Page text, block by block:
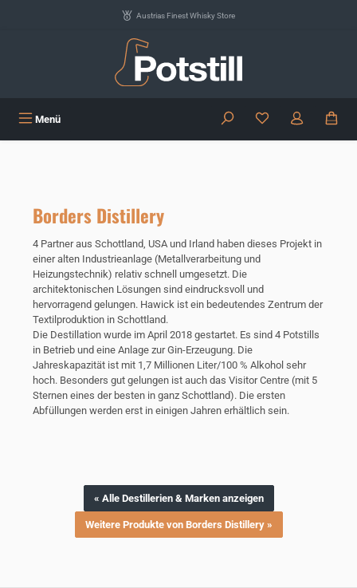
Austrias Finest Whisky Store
Menü Du hast 0
Borders Distillery
4 Partner aus Schottland, USA und Irland haben dieses Projekt in
einer alten Industrieanlage (Metallverarbeitung und
Heizungstechnik) relativ schnell umgesetzt. Die
architektonischen Lösungen sind eindrucksvoll und
hervorragend gelungen. Hawick ist ein bedeutendes Zentrum der
Textilproduktion in Schottland.
Die Destillation wurde im April 2018 gestartet. Es sind 4 Potstills
in Betrieb und eine Anlage zur Gin-Erzeugung. Die
Jahreskapazität ist mit 1,7 Millionen Liter/100 % Alkohol sehr
hoch. Besonders gut gelungen ist auch das Visitor Centre (mit 5
Sternen eines der besten in ganz Schottland). Die ersten
Abfüllungen werden erst in einigen Jahren erhältlich sein.
« Alle Destillerien & Marken anzeigen
Weitere Produkte von Borders Distillery »